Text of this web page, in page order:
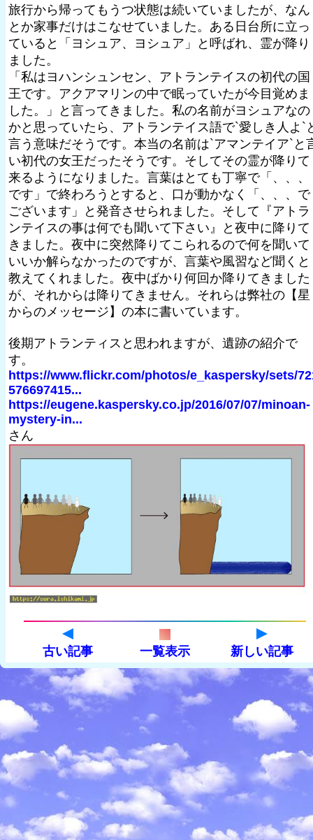
旅行から帰ってもうつ状態は続いていましたが、なん
とか家事だけはこなせていました。ある日台所に立っ
ていると「ヨシュア、ヨシュア」と呼ばれ、霊が降り
ました。
「私はヨハンシュンセン、アトランテイスの初代の国
王です。アクアマリンの中で眠っていたが今目覚めま
した。」と言ってきました。私の名前がヨシュアなの
かと思っていたら、アトランテイス語で`愛しき人よ`
言う意味だそうです。本当の名前は`アマンテイア`と
い初代の女王だったそうです。そしてその霊が降りて
来るようになりました。言葉はとても丁寧で「、、、
です」で終わろうとすると、口が動かなく「、、、で
ございます」と発音させられました。そして『アトラ
ンテイスの事は何でも聞いて下さい』と夜中に降りて
きました。夜中に突然降りてこられるので何を聞いて
いいか解らなかったのですが、言葉や風習など聞くと
教えてくれました。夜中ばかり何回か降りてきました
が、それからは降りてきません。それらは弊社の【星
からのメッセージ】の本に書いています。
後期アトランティスと思われますが、遺跡の紹介で
す。
https://www.flickr.com/photos/e_kaspersky/sets/
576697415...
https://eugene.kaspersky.co.jp/2016/07/07/minoan-
mystery-in...
さん
古い記事 一覧表示 新しい記事